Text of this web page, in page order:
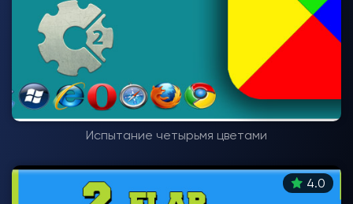
Испытание четырьмя цветами
4.0